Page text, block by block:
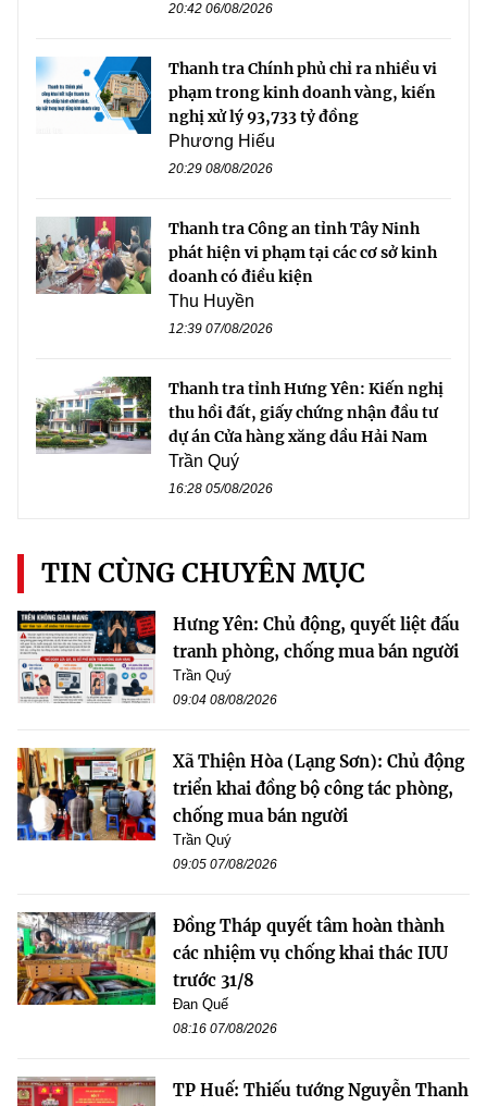
20:42 06/08/2026
Thanh tra Chính phủ chỉ ra nhiều vi
phạm trong kinh doanh vàng, kiến
nghị xử lý 93,733 tỷ đồng
Phương Hiếu
20:29 08/08/2026
Thanh tra Công an tỉnh Tây Ninh
phát hiện vi phạm tại các cơ sở kinh
doanh có điều kiện
Thu Huyền
12:39 07/08/2026
Thanh tra tỉnh Hưng Yên: Kiến nghị
thu hồi đất, giấy chứng nhận đầu tư
dự án Cửa hàng xăng dầu Hải Nam
Trần Quý
16:28 05/08/2026
TIN CÙNG CHUYÊN MỤC
Hưng Yên: Chủ động, quyết liệt đấu
tranh phòng, chống mua bán người
Trần Quý
09:04 08/08/2026
Xã Thiện Hòa (Lạng Sơn): Chủ động
triển khai đồng bộ công tác phòng,
chống mua bán người
Trần Quý
09:05 07/08/2026
Đồng Tháp quyết tâm hoàn thành
các nhiệm vụ chống khai thác IUU
trước 31/8
Đan Quế
08:16 07/08/2026
TP Huế: Thiếu tướng Nguyễn Thanh